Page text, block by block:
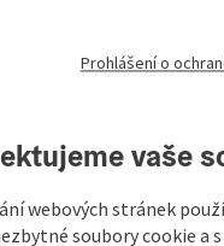
sdružení Mühlviertel
100
Prohlášení o
vaše
webových stránek
soubory cookie a